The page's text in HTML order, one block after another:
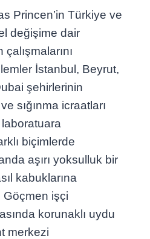
Princen’in Türkiye ve
değişime dair
İstanbul, Beyrut,
şehirlerinin
sığınma icraatları
laboratuara
biçimlerde
aşırı yoksulluk bir
kabuklarına
Göçmen işçi
korunaklı uydu
merkezi